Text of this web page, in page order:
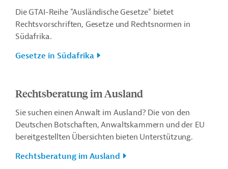
Die GTAI-Reihe "Ausländische Gesetze" bietet
Rechtsvorschriften, Gesetze und Rechtsnormen in
Südafrika.
Gesetze in Südafrika
Rechtsberatung im Ausland
Sie suchen einen Anwalt im Ausland? Die von den
Deutschen Botschaften, Anwaltskammern und der EU
bereitgestellten Übersichten bieten Unterstützung.
Rechtsberatung im Ausland